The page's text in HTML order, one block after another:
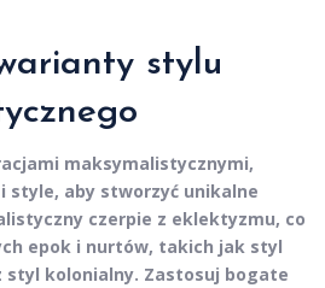
stylu
maksymalistycznymi,
style, aby stworzyć unikalne
czerpie z eklektyzmu, co
epok i nurtów, takich jak styl
styl kolonialny. Zastosuj bogate